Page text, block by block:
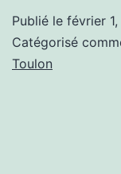
Publié le février
Catégorisé
Toulon